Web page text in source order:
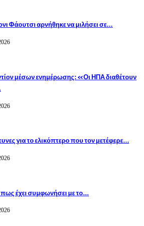
Φάουτσι αρνήθηκε να μιλήσει σε…
μέσων ενημέρωσης: «Οι ΗΠΑ διαθέτουν
για το ελικόπτερο που τον μετέφερε…
πως έχει συμφωνήσει με το…